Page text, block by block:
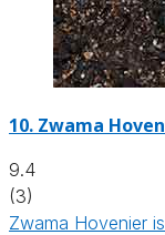
10. Zwama
9.4
(3)
Zwama Hovenier